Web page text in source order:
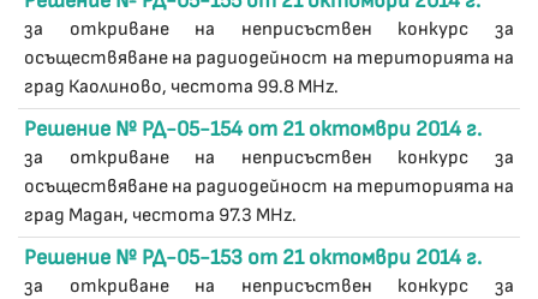
за откриване на неприсъствен конкурс за
осъществяване на радиодейност на територията на
град Каолиново, честота 99.8 MHz.
Решение № РД-05-154 от 21 октомври 2014 г.
за откриване на неприсъствен конкурс за
осъществяване на радиодейност на територията на
град Мадан, честота 97.3 MHz.
Решение № РД-05-153 от 21 октомври 2014 г.
за откриване на неприсъствен конкурс за